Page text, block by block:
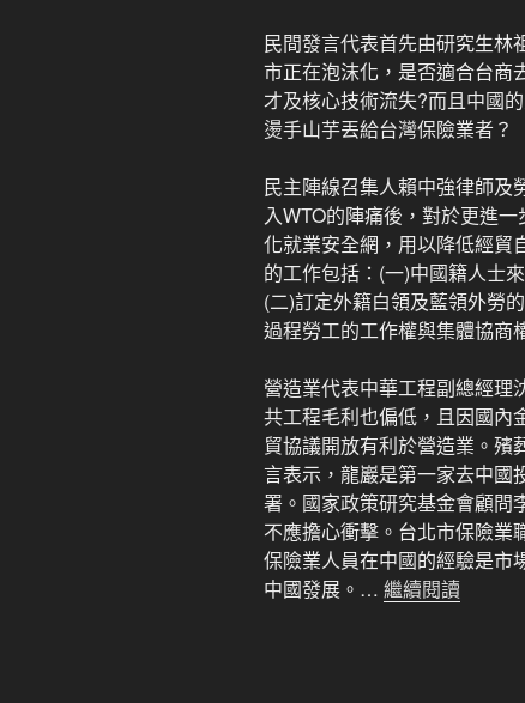
民間發言代表首先由研究生林
市正在泡沫化，是否適合台商
才及核心技術流失?而且中國
燙手山芋丟給台灣保險業者？
民主陣線召集人賴中強律師及
入WTO的陣痛後，對於更進
化就業安全網，用以降低經貿
的工作包括：(一)中國籍人士
(二)訂定外籍白領及藍領外勞
過程勞工的工作權與集體協商
營造業代表中華工程副總經理
共工程毛利也偏低，且因國內
貿協議開放有利於營造業。殯
言表示，龍巖是第一家去中國
署。國家政策研究基金會顧問
不應擔心衝擊。台北市保險業
保險業人員在中國的經驗是市
中國發展。… 繼續閱讀